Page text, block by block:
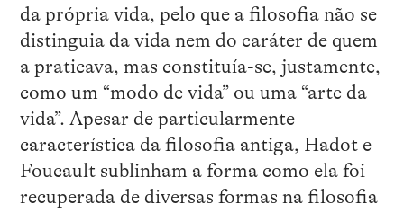
da própria vida, pelo que a filosofia não se
distinguia da vida nem do caráter de quem
a praticava, mas constituía-se, justamente,
como um “modo de vida” ou uma “arte da
vida”. Apesar de particularmente
característica da filosofia antiga, Hadot e
Foucault sublinham a forma como ela foi
recuperada de diversas formas na filosofia